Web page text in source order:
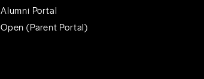
Alumni Portal
Open (Parent Portal)